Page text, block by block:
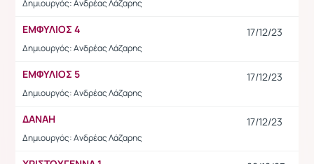
Δημιουργός: Ανδρέας Λάζαρης
ΕΜΦΥΛΙΟΣ 4
Δημιουργός: Ανδρέας Λάζαρης
17/12/23
ΕΜΦΥΛΙΟΣ 5
Δημιουργός: Ανδρέας Λάζαρης
17/12/23
ΔΑΝΑΗ
Δημιουργός: Ανδρέας Λάζαρης
17/12/23